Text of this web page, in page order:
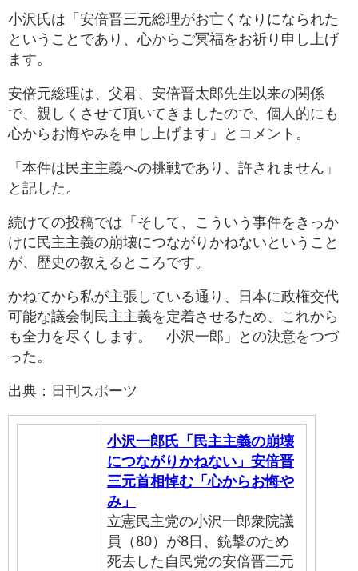
小沢氏は「安倍晋三元総理がお亡くなりになられた
ということであり、心からご冥福をお祈り申し上げ
ます。
安倍元総理は、父君、安倍晋太郎先生以来の関係
で、親しくさせて頂いてきましたので、個人的にも
心からお悔やみを申し上げます」とコメント。
「本件は民主主義への挑戦であり、許されません」
と記した。
続けての投稿では「そして、こういう事件をきっか
けに民主主義の崩壊につながりかねないということ
が、歴史の教えるところです。
かねてから私が主張している通り、日本に政権交代
可能な議会制民主主義を定着させるため、これから
も全力を尽くします。 小沢一郎」との決意をつづ
った。
出典：日刊スポーツ
小沢一郎氏「民主主義の崩壊
につながりかねない」安倍晋
三元首相悼む「心からお悔や
み」
立憲民主党の小沢一郎衆院議
員（80）が8日、銃撃のため
死去した自民党の安倍晋三元